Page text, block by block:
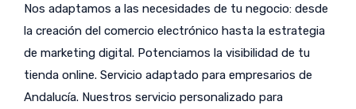
Nos adaptamos a las necesidades de tu negocio: desde
la creación del comercio electrónico hasta la estrategia
de marketing digital. Potenciamos la visibilidad de tu
tienda online. Servicio adaptado para empresarios de
Andalucía. Nuestros servicio personalizado para